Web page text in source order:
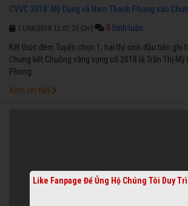
CVVC 2018: Mỹ Dung và Nam Thanh Phong vào
11/08/2018 12:02:25 CH 0 bình luận
Kết thúc đêm Tuyển chọn 1, hai thí sinh đầu tiên ghi
Chung kết Chuông vàng vọng cổ 2018 là Trần Thị Mỹ
Phong.
Xem chi tiết
Like Fanpage Để Ủng Hộ Chúng Tôi Duy